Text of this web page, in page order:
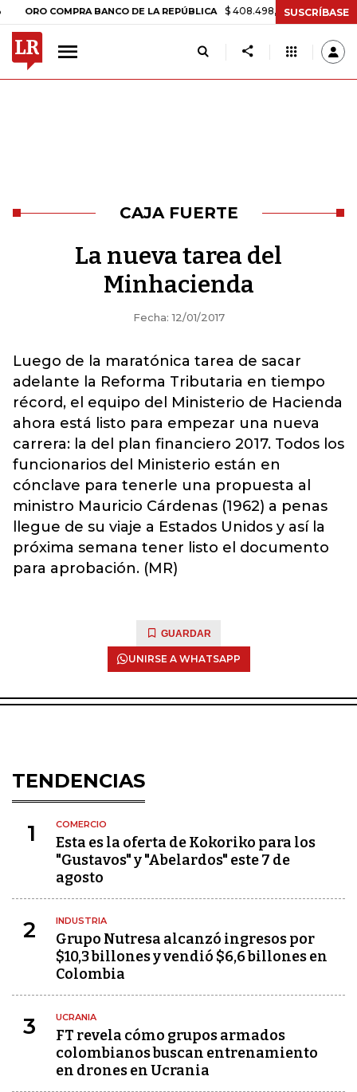
COMPRA BANCO DE LA REPÚBLICA $ 408.498,97 +$ 8.753,81
SUSCRÍBASE
CAJA FUERTE
La nueva tarea del
Minhacienda
Fecha: 12/01/2017
Luego de la maratónica tarea de sacar
adelante la Reforma Tributaria en tiempo
récord, el equipo del Ministerio de Hacienda
ahora está listo para empezar una nueva
carrera: la del plan financiero 2017. Todos los
funcionarios del Ministerio están en
cónclave para tenerle una propuesta al
ministro Mauricio Cárdenas (1962) a penas
llegue de su viaje a Estados Unidos y así la
próxima semana tener listo el documento
para aprobación. (MR)
GUARDAR
UNIRSE A WHATSAPP
TENDENCIAS
1 COMERCIO
Esta es la oferta de Kokoriko para los
"Gustavos" y "Abelardos" este 7 de
agosto
2 INDUSTRIA
Grupo Nutresa alcanzó ingresos por
$10,3 billones y vendió $6,6 billones en
Colombia
3 UCRANIA
FT revela cómo grupos armados
colombianos buscan entrenamiento
en drones en Ucrania